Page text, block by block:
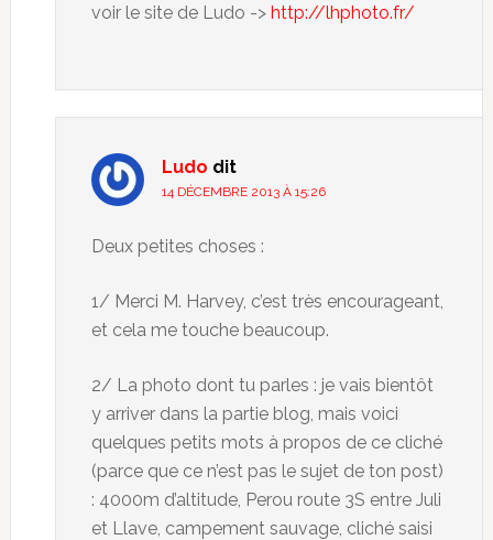
voir le site de Ludo -> http://lhphoto.fr/
Ludo dit
14 DÉCEMBRE 2013 À 15:26
Deux petites choses :
1/ Merci M. Harvey, c’est très encourageant,
et cela me touche beaucoup.
2/ La photo dont tu parles : je vais bientôt
y arriver dans la partie blog, mais voici
quelques petits mots à propos de ce cliché
(parce que ce n’est pas le sujet de ton post)
: 4000m d’altitude, Perou route 3S entre Juli
et Llave, campement sauvage, cliché saisi